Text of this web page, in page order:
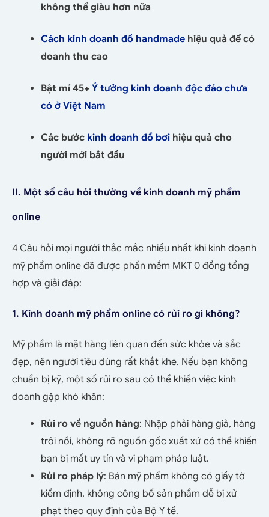
không thể giàu hơn nữa
Cách kinh doanh đồ handmade hiệu quả để có
doanh thu cao
Bật mí 45+ Ý tưởng kinh doanh độc đáo chưa
có ở Việt Nam
Các bước kinh doanh đồ bơi hiệu quả cho
người mới bắt đầu
II. Một số câu hỏi thường về kinh doanh mỹ phẩm
online
4 Câu hỏi mọi người thắc mắc nhiều nhất khi kinh doanh
mỹ phẩm online đã được phần mềm MKT 0 đồng tổng
hợp và giải đáp:
1. Kinh doanh mỹ phẩm online có rủi ro gì không?
Mỹ phẩm là mặt hàng liên quan đến sức khỏe và sắc
đẹp, nên người tiêu dùng rất khắt khe. Nếu bạn không
chuẩn bị kỹ, một số rủi ro sau có thể khiến việc kinh
doanh gặp khó khăn:
Rủi ro về nguồn hàng: Nhập phải hàng giả, hàng
trôi nổi, không rõ nguồn gốc xuất xứ có thể khiến
bạn bị mất uy tín và vi phạm pháp luật.
Rủi ro pháp lý: Bán mỹ phẩm không có giấy tờ
kiểm định, không công bố sản phẩm dễ bị xử
phạt theo quy định của Bộ Y tế.